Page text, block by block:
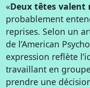
«Deux têtes valent
probablement
reprises. Selon un
de l’American
expression reflète
travaillant en
prendre une